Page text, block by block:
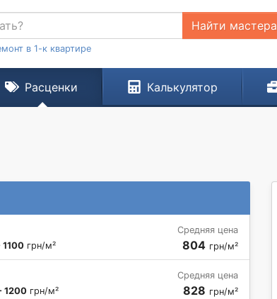
Найти мастера
в 1-к квартире
Расценки Калькулятор
1100 грн/м²
Средняя цена
804 грн/м²
1200 грн/м²
Средняя цена
828 грн/м²